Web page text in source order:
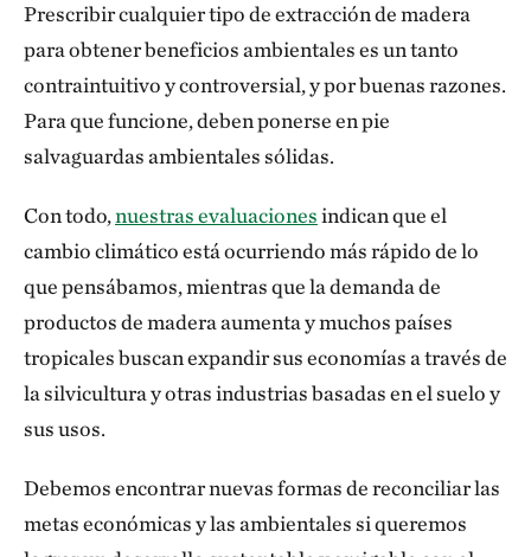
Prescribir cualquier tipo de extracción de madera
para obtener beneficios ambientales es un tanto
contraintuitivo y controversial, y por buenas razones.
Para que funcione, deben ponerse en pie
salvaguardas ambientales sólidas.
Con todo,nuestras evaluacionesindican que el
cambio climático está ocurriendo más rápido de lo
que pensábamos, mientras que la demanda de
productos de madera aumenta y muchos países
tropicales buscan expandir sus economías a través de
la silvicultura y otras industrias basadas en el suelo y
sus usos.
Debemos encontrar nuevas formas de reconciliar las
metas económicas y las ambientales si queremos